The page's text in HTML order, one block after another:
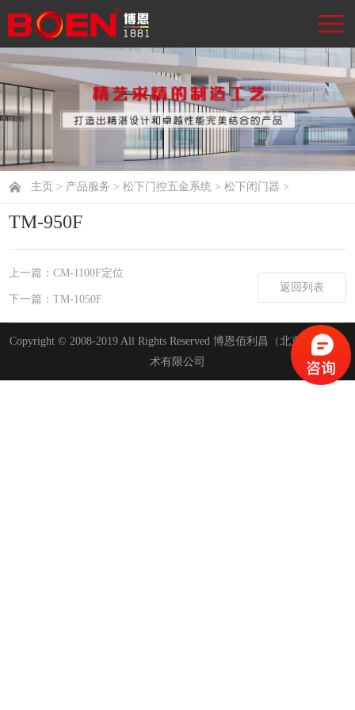
主页 > 产品服务 >松下门控五金系统 >松下闭门器 >
TM-950F
上一篇：CM-1100F定位
下一篇：TM-1050F
返回列表
Copyright © 2008-2019 All Rights Reserved 博恩佰利昌（北京）工程技
术有限公司